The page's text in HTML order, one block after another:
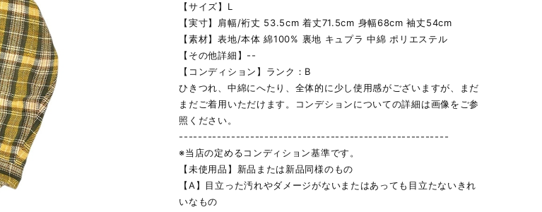
【サイズ】L
【実寸】肩幅/裄丈 53.5cm 着丈71.5cm 身幅68cm 袖丈54cm
【素材】表地/本体 綿100% 裏地 キュプラ 中綿 ポリエステル
【その他詳細】--
【コンディション】ランク：B
ひきつれ、中綿にへたり、全体的に少し使用感がございますが、まだ
まだご着用いただけます。コンデションについての詳細は画像をご参
照ください。
---------------------------------------------------------
※当店の定めるコンディション基準です。
【未使用品】新品または新品同様のもの
【A】目立った汚れやダメージがないまたはあっても目立たないきれ
いなもの